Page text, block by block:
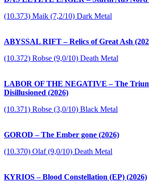
(10.373) Maik (7,2/10) Dark Metal
ABYSSAL RIFT – Relics of Great Ash
(10.372) Robse (9,0/10) Death Metal
LABOR OF THE NEGATIVE – The
Disillusioned (2026)
(10.371) Robse (3,0/10) Black Metal
GOROD – The Ember gone (2026)
(10.370) Olaf (9,0/10) Death Metal
KYRIOS – Blood Constellation (EP) (2026)